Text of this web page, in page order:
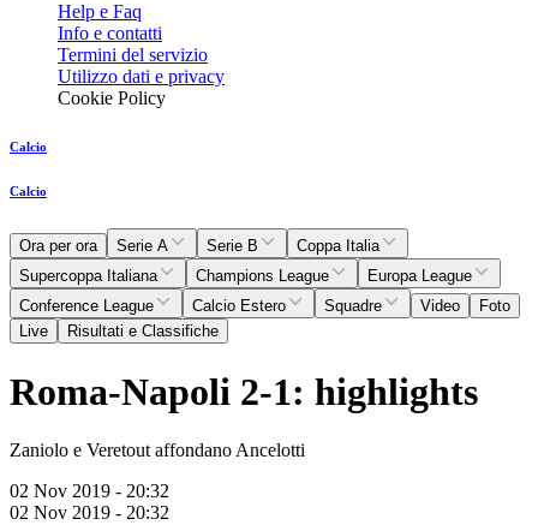
Help e Faq
Info e contatti
Termini del servizio
Utilizzo dati e privacy
Cookie Policy
Calcio
Calcio
Ora per ora Serie A Serie B
Coppa Italia
Supercoppa Italiana
Champions League
Europa League
Conference League
Calcio Estero Squadre Video
Foto
Live
Risultati e Classifiche
Roma-Napoli 2-1: highlights
Zaniolo e Veretout affondano Ancelotti
02 Nov 2019 - 20:32
02 Nov 2019 - 20:32